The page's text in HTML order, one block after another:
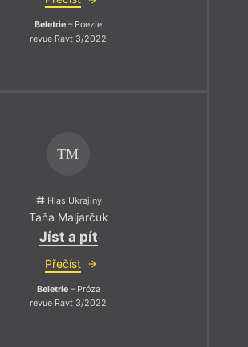
Beletrie – Poezie
revue Ravt 3/2022
TM
Hlas Ukrajiny
Taňa Maljarčuk
Jíst a pít
Přečíst
Beletrie– Próza
revue Ravt 3/2022